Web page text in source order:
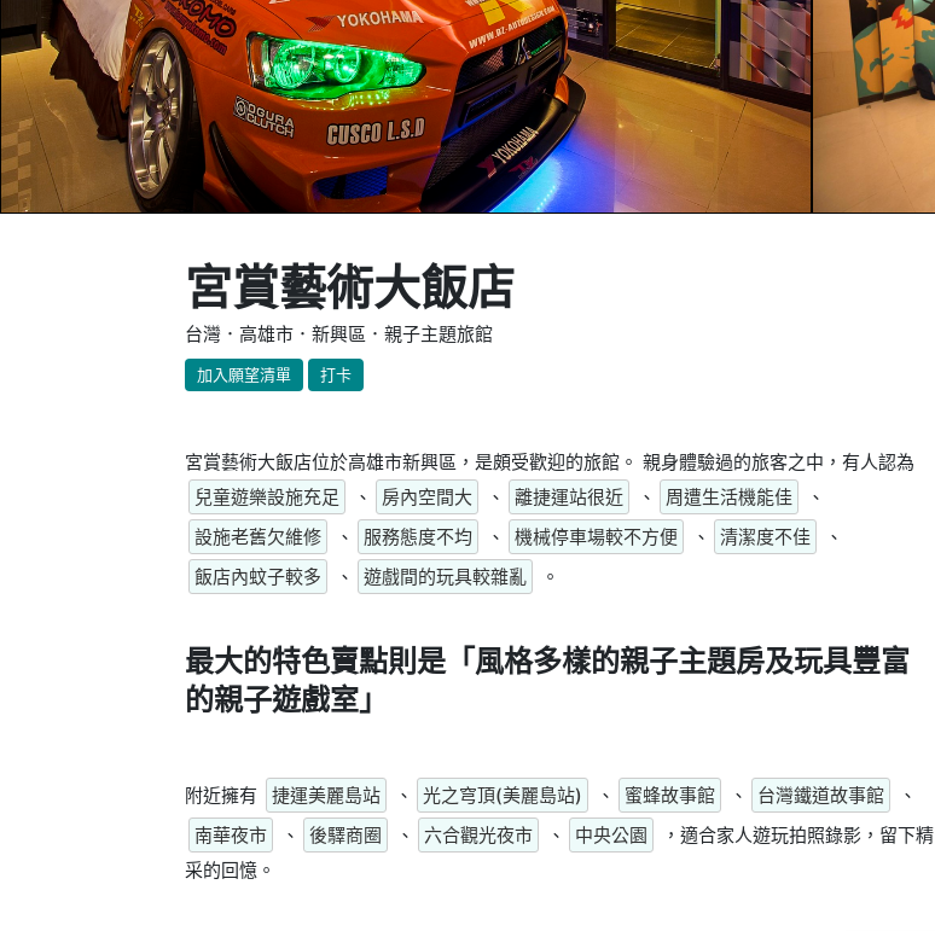
宮賞藝術大飯店
台灣．高雄市．新興區．親子主題旅館
加入願望清單 打卡
宮賞藝術大飯店位於高雄市新興區，是頗受歡迎的旅館。 親身體驗過的旅客之中，有人認為
兒童遊樂設施充足
、 房內空間大 、 離捷運站很近 、 周遭生活機能佳
、
設施老舊欠維修
、 服務態度不均 、 機械停車場較不方便 、 清潔度不佳
、
飯店內蚊子較多
、 遊戲間的玩具較雜亂 。
最大的特色賣點則是「風格多樣的親子主題房及玩具豐富
的親子遊戲室」
附近擁有 捷運美麗島站 、 光之穹頂(美麗島站) 、 蜜蜂故事館 、 台灣鐵道故事館
、
南華夜市
、 後驛商圈 、 六合觀光夜市 、 中央公園
，適合家人遊玩拍照錄影，留下精
采的回憶。